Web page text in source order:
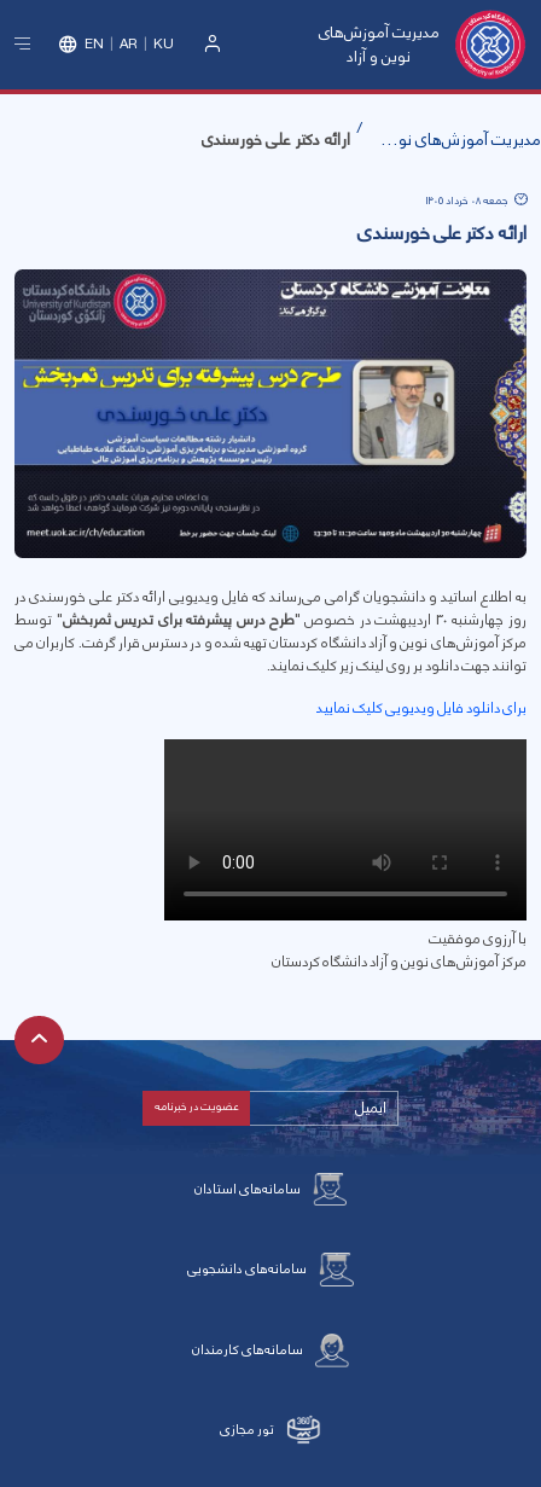
مدیریت آموزش‌های
نوین و آزاد
EN AR KU
مدیریت آموزش‌های نوین و آزاد ارائه دکتر علی خورسندی
جمعه 08 خرداد 1405
ارائه دکتر علی خورسندی
به اطلاع اساتید و دانشجویان گرامی می‌رساند که فایل ویدیویی ارائه دکتر علی خورسندی در
روز چهارشنبه 30 اردیبهشت در خصوص "
طرح درس پیشرفته برای تدریس ثمربخش" توسط
مرکز آموزش‌های نوین و آزاد دانشگاه کردستان تهیه شده و در دسترس قرار گرفت. کاربران می
توانند جهت دانلود بر روی لینک زیر کلیک نمایند.
برای دانلود فایل ویدیویی کلیک نمایید
با آرزوی موفقیت
مرکز آموزش‌های نوین و آزاد دانشگاه کردستان
سامانه‌های استادان
سامانه‌های دانشجویی
سامانه‌های کارمندان
تور مجازی